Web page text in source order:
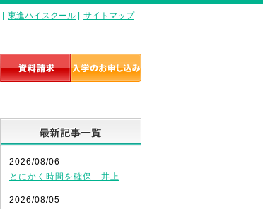
東進ハイスクール サイトマップ
2026/08/06
とにかく時間を確保 井上
2026/08/05